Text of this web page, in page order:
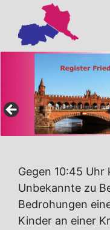
Inhalt
springen
Gegen 10:45 Uhr
Unbekannte zu
Bedrohungen
Kinder an einer